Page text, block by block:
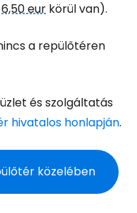
6,50 eur körül van).
a repülőtéren
és szolgáltatás
hivatalos honlapján.
közelében